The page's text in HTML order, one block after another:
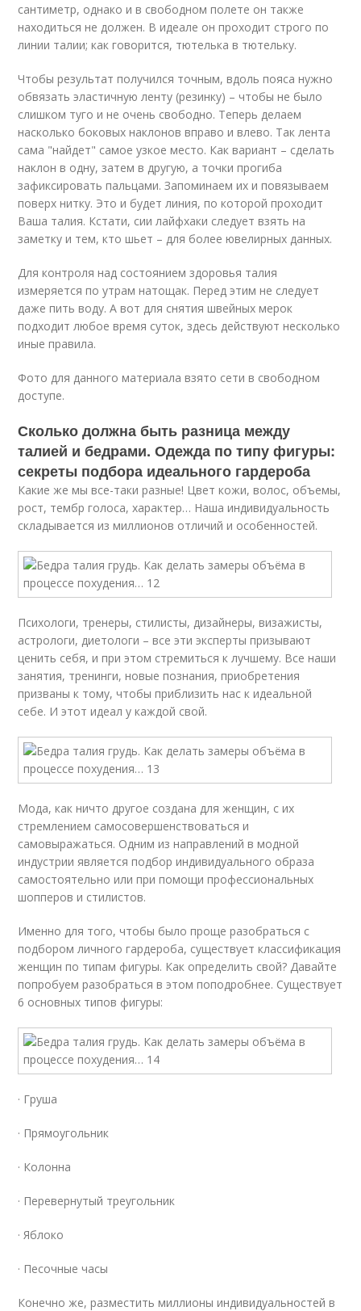
сантиметр, однако и в свободном полете он также
находиться не должен. В идеале он проходит строго по
линии талии; как говорится, тютелька в тютельку.
Чтобы результат получился точным, вдоль пояса нужно
обвязать эластичную ленту (резинку) – чтобы не было
слишком туго и не очень свободно. Теперь делаем
насколько боковых наклонов вправо и влево. Так лента
сама "найдет" самое узкое место. Как вариант – сделать
наклон в одну, затем в другую, а точки прогиба
зафиксировать пальцами. Запоминаем их и повязываем
поверх нитку. Это и будет линия, по которой проходит
Ваша талия. Кстати, сии лайфхаки следует взять на
заметку и тем, кто шьет – для более ювелирных данных.
Для контроля над состоянием здоровья талия
измеряется по утрам натощак. Перед этим не следует
даже пить воду. А вот для снятия швейных мерок
подходит любое время суток, здесь действуют несколько
иные правила.
Фото для данного материала взято сети в свободном
доступе.
Сколько должна быть разница между
талией и бедрами. Одежда по типу фигуры:
секреты подбора идеального гардероба
Какие же мы все-таки разные! Цвет кожи, волос, объемы,
рост, тембр голоса, характер… Наша индивидуальность
складывается из миллионов отличий и особенностей.
Психологи, тренеры, стилисты, дизайнеры, визажисты,
астрологи, диетологи – все эти эксперты призывают
ценить себя, и при этом стремиться к лучшему. Все наши
занятия, тренинги, новые познания, приобретения
призваны к тому, чтобы приблизить нас к идеальной
себе. И этот идеал у каждой свой.
Мода, как ничто другое создана для женщин, с их
стремлением самосовершенствоваться и
самовыражаться. Одним из направлений в модной
индустрии является подбор индивидуального образа
самостоятельно или при помощи профессиональных
шопперов и стилистов.
Именно для того, чтобы было проще разобраться с
подбором личного гардероба, существует классификация
женщин по типам фигуры. Как определить свой? Давайте
попробуем разобраться в этом поподробнее. Существует
6 основных типов фигуры:
· Груша
· Прямоугольник
· Колонна
· Перевернутый треугольник
· Яблоко
· Песочные часы
Конечно же, разместить миллионы индивидуальностей в